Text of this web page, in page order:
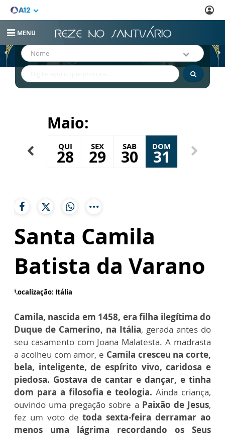
MENU
Busque por:
Nome
Maio:
QUA
27
QUI
28
SEX
29
SAB
30
DOM
31
Santa Camila
Batista da Varano
Localização: Itália
Camila, nascida em 1458, era filha ilegítima do
Duque de Camerino, na Itália, gerada antes do
seu casamento com Joana Malatesta. A madrasta
a acolheu com amor, e Camila cresceu na corte,
bela, inteligente, de espírito vivo, caridosa e
piedosa. Gostava de cantar e dançar, e tinha
dom para a filosofia e teologia. Ainda criança,
ouvindo uma pregação sobre a Paixão de Jesus,
fez um voto detoda sexta-feira derramar ao
menos uma lágrima recordando os Seus